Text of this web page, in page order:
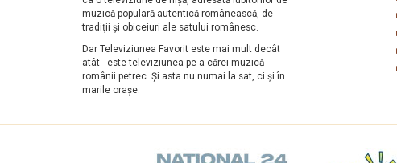
muzică populară autentică românească, de
tradiţii şi obiceiuri ale satului românesc.
Dar Televiziunea Favorit este mai mult decât
atât - este televiziunea pe a cărei muzică
românii petrec. Şi asta nu numai la sat, ci şi în
marile oraşe.